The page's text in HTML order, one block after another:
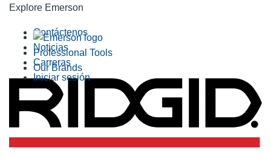
Explore Emerson
Professional Tools
Our Brands
Contáctenos
Noticias
Carreras
Iniciar sesión